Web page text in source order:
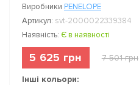
Виробники PENELOPE
Артикул: svt-2000022339384
Наявність: Є в наявності
5 625 грн 7 501 грн
Інші кольори: